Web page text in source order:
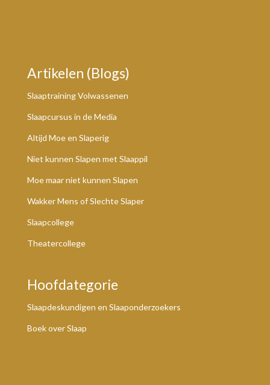
Artikelen (Blogs)
Slaaptraining Volwassenen
Slaapcursus in de Media
Altijd Moe en Slaperig
Niet kunnen Slapen met Slaappil
Moe maar niet kunnen Slapen
Wakker Mens of Slechte Slaper
Slaapcollege
Theatercollege
Hoofdategorie
Slaapdeskundigen en Slaaponderzoekers
Boek over Slaap